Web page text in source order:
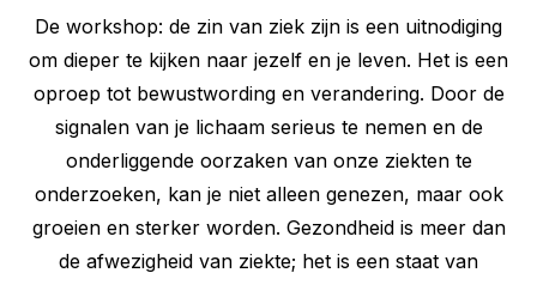
De workshop: de zin van ziek zijn is een uitnodiging
om dieper te kijken naar jezelf en je leven. Het is een
oproep tot bewustwording en verandering. Door de
signalen van je lichaam serieus te nemen en de
onderliggende oorzaken van onze ziekten te
onderzoeken, kan je niet alleen genezen, maar ook
groeien en sterker worden. Gezondheid is meer dan
de afwezigheid van ziekte; het is een staat van